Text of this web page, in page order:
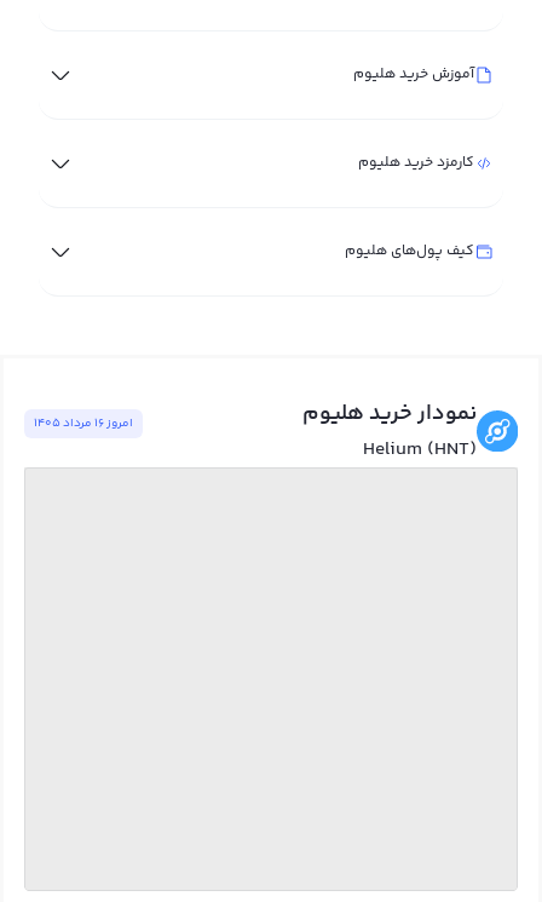
آموزش خرید هلیوم
کارمزد خرید هلیوم
کیف پول‌های هلیوم
نمودار خرید هلیوم
Helium (HNT)
امروز ١٦ مرداد ١٤٠٥